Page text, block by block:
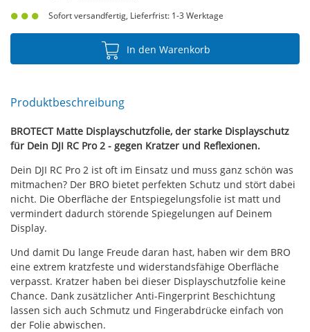
Sofort versandfertig, Lieferfrist: 1-3 Werktage
In den Warenkorb
Produktbeschreibung
BROTECT Matte Displayschutzfolie, der starke Displayschutz
für Dein DJI RC Pro 2 - gegen Kratzer und Reflexionen.
Dein DJI RC Pro 2 ist oft im Einsatz und muss ganz schön was
mitmachen? Der BRO bietet perfekten Schutz und stört dabei
nicht. Die Oberfläche der Entspiegelungsfolie ist matt und
vermindert dadurch störende Spiegelungen auf Deinem
Display.
Und damit Du lange Freude daran hast, haben wir dem BRO
eine extrem kratzfeste und widerstandsfähige Oberfläche
verpasst. Kratzer haben bei dieser Displayschutzfolie keine
Chance. Dank zusätzlicher Anti-Fingerprint Beschichtung
lassen sich auch Schmutz und Fingerabdrücke einfach von
der Folie abwischen.